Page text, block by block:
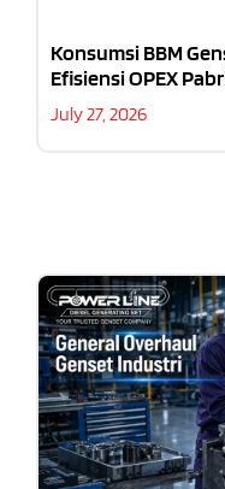
Konsumsi BBM
Efisiensi OPEX
July 27, 2026